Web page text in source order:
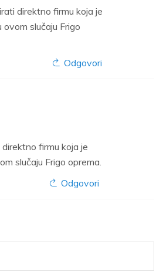
direktno firmu koja je
slučaju Frigo
Odgovori
firmu koja je
slučaju Frigo oprema.
Odgovori